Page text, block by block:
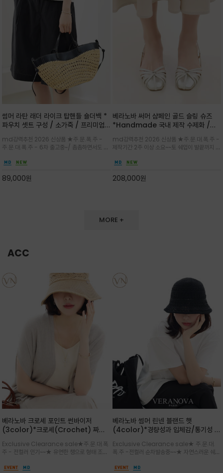
썸머 라탄 래더 라이크 탑핸들 숄더백 *
파우치 셋트 구성 / 소가죽 / 프리미엄
라이크 배색이 조화롭게 어우러진 탑핸
들 숄더백
md강력추천 2026 신상품 ★주.문.폭.주 -
주.문.대.폭.주 - 6차 출고중~/ 촘촘하면서도 입
만들며 부드러운 곡선의 바스켓 실루엣에 넉넉한
양한 연출이
89,000원
베라노바 써머 샴페인 골드 슬링 슈즈
*Handmade 국내 제작 수제화 /은
스럽게 밝혀주는 슬링백 플랫슈
md강력추천 2026 신상품 ★주.문.대.폭.주 -
제작기간 2주 이상 소요~~토 쉐입이 발끝까지 세
끔한 디자인과 베이직한 컬러감으로 높은 활용도
일까지 두루 잘 어울리는 활2
208,000원
MORE +
ACC
베라노바 크로셰 포인트 썬바이저
(3color)*크로셰(Crochet) 짜임
미닌한 무드를 연출/벨크로 타입이라 휴
대도 간편
Exclusive Clearance sale★주.문.대.폭.
주 - 전컬러 인기~~★ 유연한 챙으로 형태 조절
말아 휴대하기 좋고, 챙의 모양을 살짝 바꿀 수 있
베라노바 썸머 린넨 블랜드 햇
(4color)*경량성과 입체감/통기성 좋
쾌적하게 착용/ 뒷트임 있어서 헤어스타
일링에도 편하게 쓰실수 있습니다
Exclusive Clearance sale★ 주.문.대.
폭.주 -전컬러 순차발송중~~★ 자연스러운 쉐입
련된 포인트/베이직한 컬러 구성으로 어떤 스타